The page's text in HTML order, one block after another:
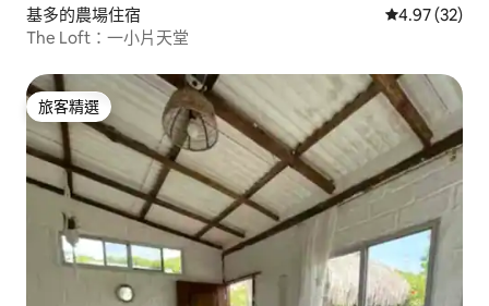
基多的農場住宿 從 32 則評價
4.97 (32)
The Loft：一小片天堂
旅客精選
旅客精選